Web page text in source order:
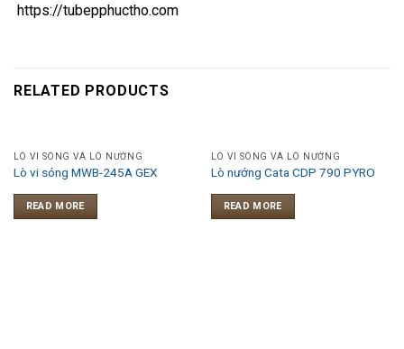
https://tubepphuctho.com
RELATED PRODUCTS
LÒ VI SÓNG VÀ LÒ NƯỚNG
Lò vi sóng MWB-245A GEX
READ MORE
LÒ VI SÓNG VÀ LÒ NƯỚNG
Lò nướng Cata CDP 790 PYRO
READ MORE